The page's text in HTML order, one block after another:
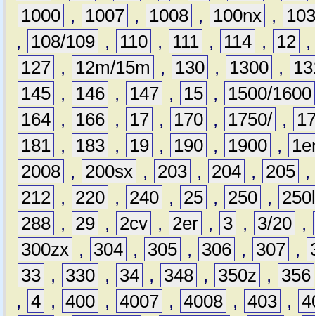
1000 , 1007 , 1008 , 100nx ,
,
108/109 , 110 , 111 , 114 , 12
127 , 12m/15m , 130 , 1300 ,
145 , 146 , 147 , 15 ,
1500/1600
164 , 166 , 17 , 170 , 1750/ ,
181 , 183 , 19 , 190 , 1900 ,
2008 , 200sx , 203 , 204 , 205 ,
212 , 220 , 240 , 25 , 250 ,
288 , 29 , 2cv , 2er , 3 , 3/20 ,
300zx , 304 , 305 , 306 , 307 ,
33 , 330 , 34 , 348 , 350z ,
356
, 4 , 400 , 4007 , 4008 , 403 ,